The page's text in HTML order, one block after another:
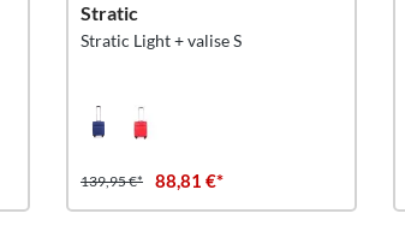
Stratic
Stratic Light + valise S
139,95 €* 88,81 €*